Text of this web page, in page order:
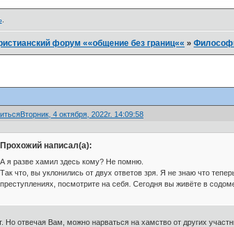
.
форум ««общение без границ«« »
Вторник, 4 октября, 2022г. 14:09:58
Прохожий написал(а):
А я разве хамил здесь кому? Не помню.
Так что, вы уклонились от двух ответов зря. Я не знаю что
преступлениях, посмотрите на себя. Сегодня вы живёте в
Но отвечая Вам, можно нарваться на хамство от других